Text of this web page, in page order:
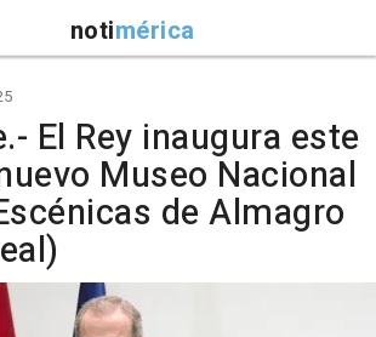
notimérica
El Rey inaugura este
Museo Nacional
de Almagro